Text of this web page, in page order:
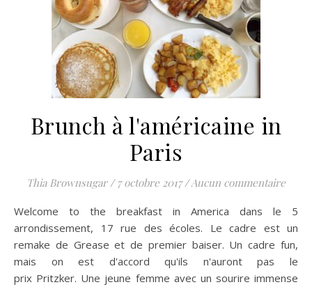
Brunch à l'américaine in
Paris
Thia Brownsugar / 7 octobre 2017 /Aucun commentaire
Welcome to the breakfast in America dans le 5
arrondissement, 17 rue des écoles. Le cadre est un
remake de Grease et de premier baiser. Un cadre fun,
mais on est d'accord qu'ils n'auront pas le
prix Pritzker. Une jeune femme avec un sourire immense